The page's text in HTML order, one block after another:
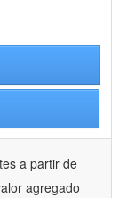
a partir de
agregado